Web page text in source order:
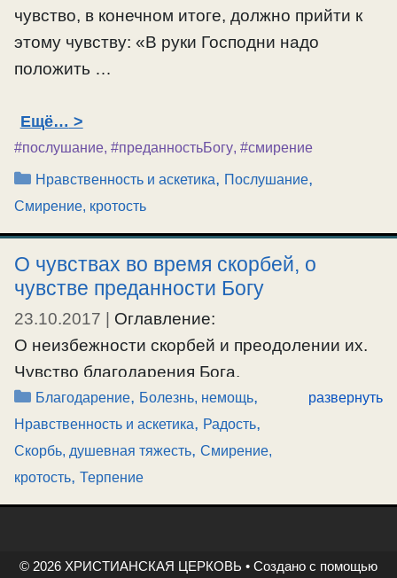
чувство, в конечном итоге, должно прийти к
этому чувству: «В руки Господни надо
положить …
Ещё…
#послушание, #преданностьБогу, #смирение
Рубрики
Нравственность и аскетика, Послушание,
Смирение, кротость
О чувствах во время скорбей, о
чувстве преданности Богу
23.10.2017 | Оглавление:
О неизбежности скорбей и преодолении их.
Чувство благодарения Бога.
Чувство благодушия.
Чувство терпения.
Чувство довольства тем, что есть.
О возгревании чувств во искушениях и
скорбях.
Как приобретается духовная радость.
Рубрики
Благодарение, Болезнь, немощь,
Нравственность и аскетика, Радость,
Скорбь, душевная тяжесть, Смирение,
кротость, Терпение
развернуть
© 2026 ХРИСТИАНСКАЯ ЦЕРКОВЬ • Создано с помощью